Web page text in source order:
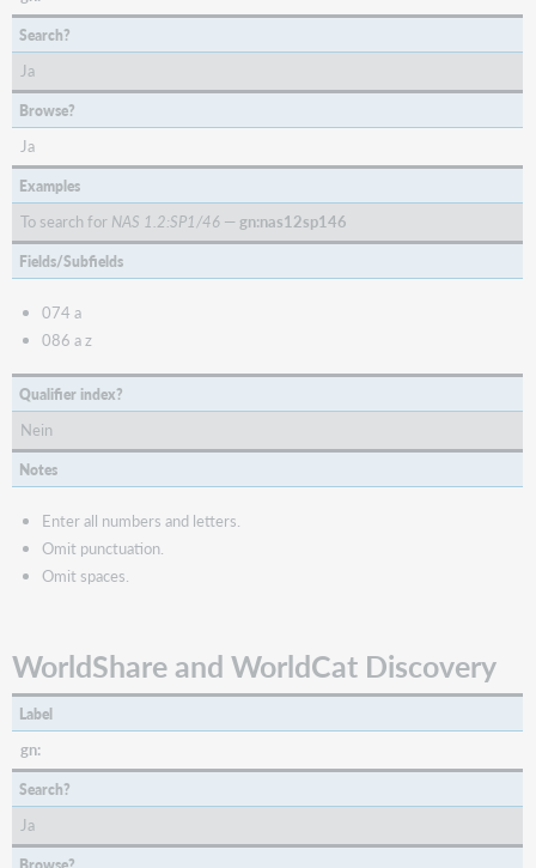
Search?
Ja
Browse?
Ja
Examples
To search for NAS 1.2:SP1/46 — gn:nas12sp146
Fields/Subfields
074 a
086 a z
Qualifier index?
Nein
Notes
Enter all numbers and letters.
Omit punctuation.
Omit spaces.
WorldShare and WorldCat Discovery
Label
gn:
Search?
Ja